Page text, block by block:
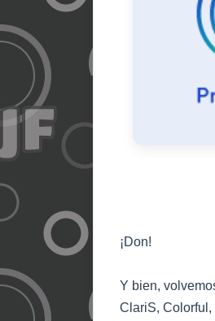
¡Don!
Y bien,
ClariS,